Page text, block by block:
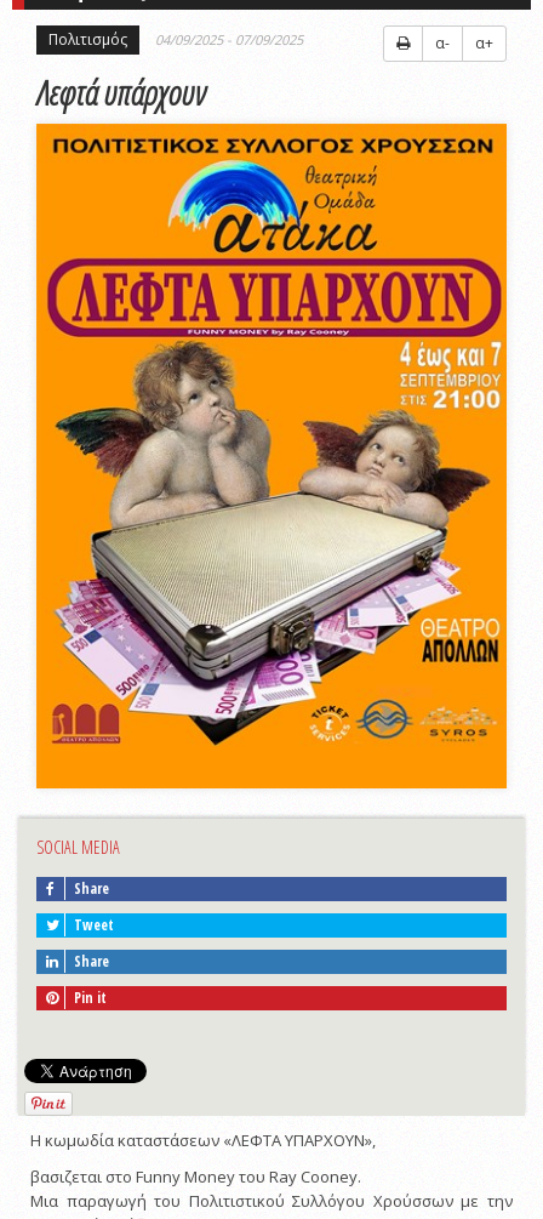
Πολιτισμός 04/09/2025 - 07/09/2025 α- α+
Λεφτά υπάρχουν
SOCIAL MEDIA
Share
Tweet
Share
Pin it
Η κωμωδία καταστάσεων «ΛΕΦΤΑ ΥΠΑΡΧΟΥΝ»,
βασιζεται στο Funny Money του Ray Cooney.
Μια παραγωγή του Πολιτιστικού Συλλόγου Χρούσσων με την